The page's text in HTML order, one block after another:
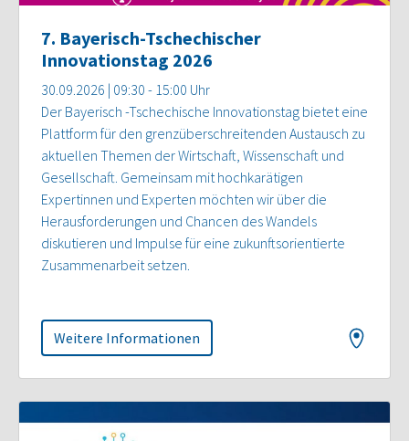
7. Bayerisch-Tschechischer
Innovationstag 2026
30.09.2026 | 09:30 - 15:00 Uhr
Der Bayerisch -Tschechische Innovationstag bietet eine
Plattform für den grenzüberschreitenden Austausch zu
aktuellen Themen der Wirtschaft, Wissenschaft und
Gesellschaft. Gemeinsam mit hochkarätigen
Expertinnen und Experten möchten wir über die
Herausforderungen und Chancen des Wandels
diskutieren und Impulse für eine zukunftsorientierte
Zusammenarbeit setzen.
Weitere Informationen